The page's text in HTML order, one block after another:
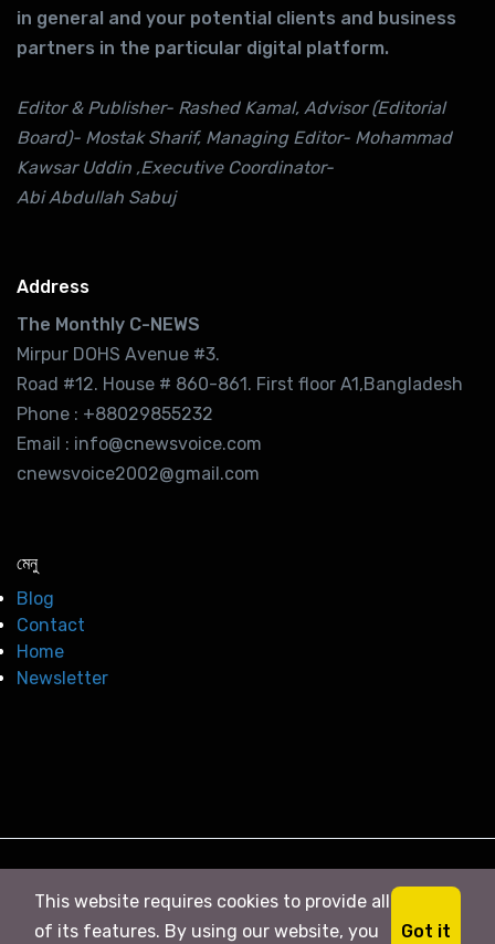
in general and your potential clients and business
partners in the particular digital platform.
Editor & Publisher- Rashed Kamal, Advisor (Editorial
Board)- Mostak Sharif, Managing Editor- Mohammad
Kawsar Uddin ,Executive Coordinator-
Abi Abdullah Sabuj
Address
The Monthly C-NEWS
Mirpur DOHS Avenue #3.
Road #12. House # 860-861. First floor A1,Bangladesh
Phone : +88029855232
Email : info@cnewsvoice.com
cnewsvoice2002@gmail.com
মেনু
Blog
Contact
Home
Newsletter
This website requires cookies to provide all
of its features. By using our website, you
Got it